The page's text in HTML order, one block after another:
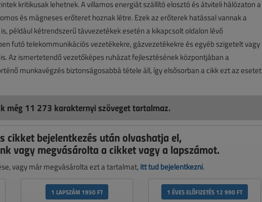
kritikusak lehetnek. A villamos energiát szállító elosztó és átviteli hálózaton a
és mágneses erőteret hoznak létre. Ezek az erőterek hatással vannak a
például kétrendszerű távvezetékek esetén a kikapcsolt oldalon lévő
futó telekommunikációs vezetékekre, gázvezetékekre és egyéb szigetelt vagy
Az ismertetendő vezetőképes ruházat fejlesztésének központjában a
munkavégzés biztonságosabbá tétele áll, így elsősorban a cikk ezt az esetet
még 11 273 karakternyi szöveget tartalmaz.
cikket bejelentkezés után olvashatja el,
vagy megvásárolta a cikket vagy a lapszámot.
vagy már megvásárolta ezt a tartalmat, itt tud bejelentkezni.
1 LAPSZÁM 1950 FT 1 ÉVES ELŐFIZETÉS 12 990 FT